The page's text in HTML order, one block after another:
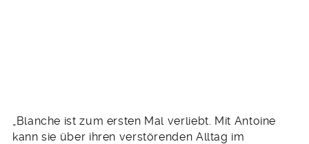
„Blanche ist zum ersten Mal verliebt. Mit Antoine
kann sie über ihren verstörenden Alltag im